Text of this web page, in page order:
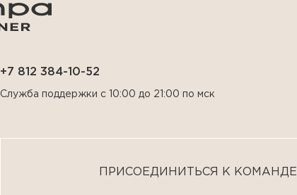
ПРИСОЕДИНИТЬСЯ К КОМАНДЕ
+7 812 384-10-52
Служба поддержки с 10:00 до 21:00 по мск